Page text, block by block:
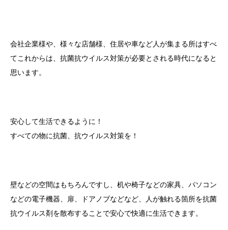
会社企業様や、様々な店舗様、住居や車など人が集まる所はすべ
てこれからは、抗菌抗ウイルス対策が必要とされる時代になると
思います。
安心して生活できるように！
すべての物に抗菌、抗ウイルス対策を！
壁などの空間はもちろんですし、机や椅子などの家具、パソコン
などの電子機器、扉、ドアノブなどなど、人が触れる箇所を抗菌
抗ウイルス剤を散布することで安心で快適に生活できます。